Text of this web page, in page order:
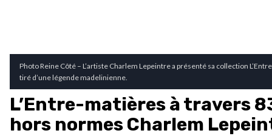
Photo Reine Côté – L’artiste Charlem Lepeintre a présenté sa collection
tiré d’une légende madelinienne.
L’Entre-matières à travers
hors normes Charlem